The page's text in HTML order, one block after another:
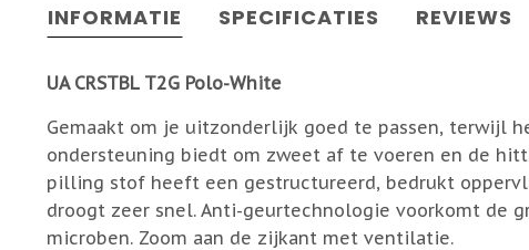
INFORMATIE SPECIFICATIES REVIEWS
UA CRSTBL T2G Polo-White
Gemaakt om je uitzonderlijk goed te passen, terwijl
ondersteuning biedt om zweet af te voeren en de
pilling stof heeft een gestructureerd, bedrukt
droogt zeer snel. Anti-geurtechnologie voorkomt de
microben. Zoom aan de zijkant met ventilatie.